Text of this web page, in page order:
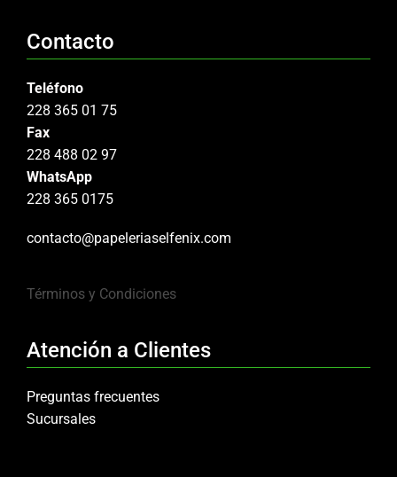
Contacto
Teléfono
228 365 01 75
Fax
228 488 02 97
WhatsApp
228 365 0175
contacto@papeleriaselfenix.com
Términos y Condiciones
Atención a Clientes
Preguntas frecuentes
Sucursales